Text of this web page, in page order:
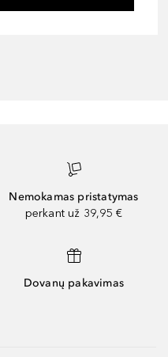
Nemokamas pristatymas
perkant už 39,95 €
Dovanų pakavimas